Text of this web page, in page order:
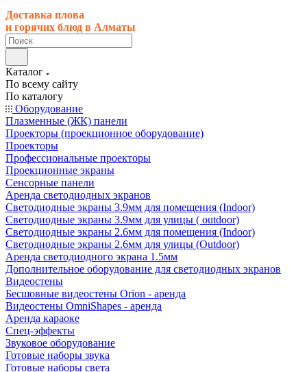
Доставка плова
и горячих блюд в Алматы
Каталог
По всему сайту
По каталогу
Оборудование
Плазменные (ЖК) панели
Проекторы (проекционное оборудование)
Проекторы
Профессиональные проекторы
Проекционные экраны
Сенсорные панели
Аренда светодиодных экранов
Светодиодные экраны 3.9мм для помещения (Indoor)
Светодиодные экраны 3.9мм для улицы ( outdoor)
Светодиодные экраны 2.6мм для помещения (Indoor)
Светодиодные экраны 2.6мм для улицы (Outdoor)
Аренда светодиодного экрана 1.5мм
Дополнительное оборудование для светодиодных экранов
Видеостены
Бесшовные видеостены Orion - аренда
Видеостены OmniShapes - аренда
Аренда караоке
Спец-эффекты
Звуковое оборудование
Готовые наборы звука
Готовые наборы света